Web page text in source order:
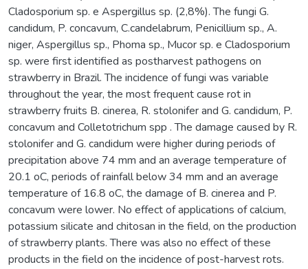
Cladosporium sp. e Aspergillus sp. (2,8%). The fungi G.
candidum, P. concavum, C.candelabrum, Penicillium sp., A.
niger, Aspergillus sp., Phoma sp., Mucor sp. e Cladosporium
sp. were first identified as postharvest pathogens on
strawberry in Brazil. The incidence of fungi was variable
throughout the year, the most frequent cause rot in
strawberry fruits B. cinerea, R. stolonifer and G. candidum, P.
concavum and Colletotrichum spp . The damage caused by R.
stolonifer and G. candidum were higher during periods of
precipitation above 74 mm and an average temperature of
20.1 oC, periods of rainfall below 34 mm and an average
temperature of 16.8 oC, the damage of B. cinerea and P.
concavum were lower. No effect of applications of calcium,
potassium silicate and chitosan in the field, on the production
of strawberry plants. There was also no effect of these
products in the field on the incidence of post-harvest rots.